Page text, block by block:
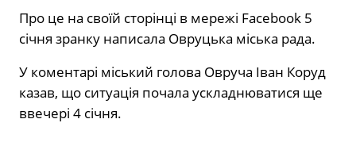
Про це на своїй сторінці в мережі Facebook 5
січня зранку написала Овруцька міська рада.
У коментарі міський голова Овруча Іван Коруд
казав, що ситуація почала ускладнюватися ще
ввечері 4 січня.